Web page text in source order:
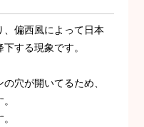
偏西風によって日本
する現象です。
穴が開いてるため、